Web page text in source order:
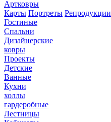
Артковры
Карты Портреты Репродукции
Гостиные
Спальни
Дизайнерские
ковры
Проекты
Детские
Ванные
Кухни
холлы
гардеробные
Лестницы